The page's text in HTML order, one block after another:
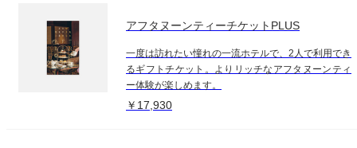
アフタヌーンティーチケットPLUS
一度は訪れたい憧れの一流ホテルで、2人で利用でき
るギフトチケット。よりリッチなアフタヌーンティ
ー体験が楽しめます。
￥17,930